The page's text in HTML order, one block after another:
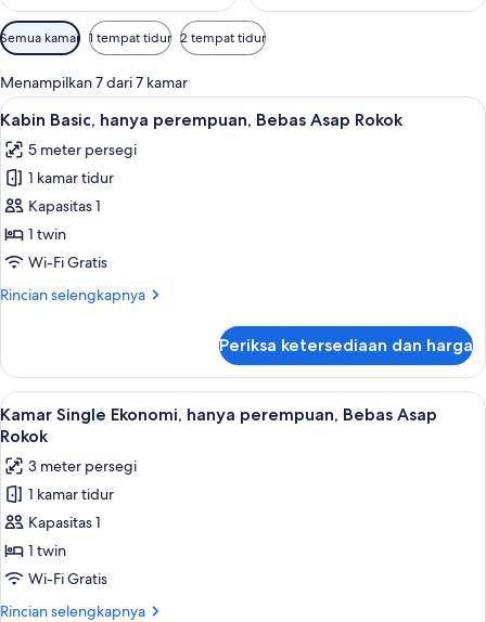
Filter
tersedia
untuk
kamar
Semua kamar 1 tempat tidur 2 tempat tidur
Menampilkan 7 dari 7 kamar
Lihat
semua
foto
untuk
Kabin
Basic,
hanya
Bebas
Kabin Basic, hanya perempuan,
6
Kabin Basic, hanya perempuan, Bebas Asap Rokok
5 meter persegi
1 kamar tidur
Kapasitas 1
1 twin
Wi-Fi Gratis
Rincian selengkapnya
Rincian
Kabin
Basic,
hanya
perempuan,
Asap
Rokok
Periksa ketersediaan dan harga
Lihat
semua
foto
untuk
Kamar
Single
Ekonomi,
hanya
perempuan,
Kamar Single Ekonomi, hanya
3
Kamar Single Ekonomi, hanya perempuan, Bebas Asap
Rokok
3 meter persegi
1 kamar tidur
Kapasitas 1
1 twin
Wi-Fi Gratis
Rincian selengkapnya
Rincian